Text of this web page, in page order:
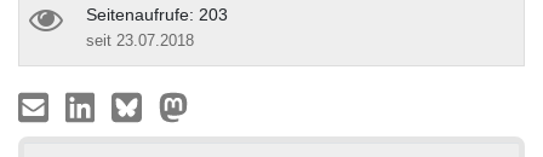
Seitenaufrufe: 203
seit 23.07.2018